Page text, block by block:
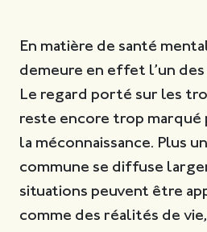
En matière de santé
demeure en effet l’un
Le regard porté sur les
reste encore trop marqué
la méconnaissance. Plus
commune se diffuse
situations peuvent être
comme des réalités de